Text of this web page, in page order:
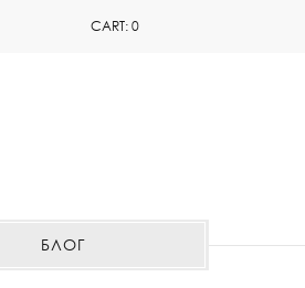
CART:0
БЛОГ